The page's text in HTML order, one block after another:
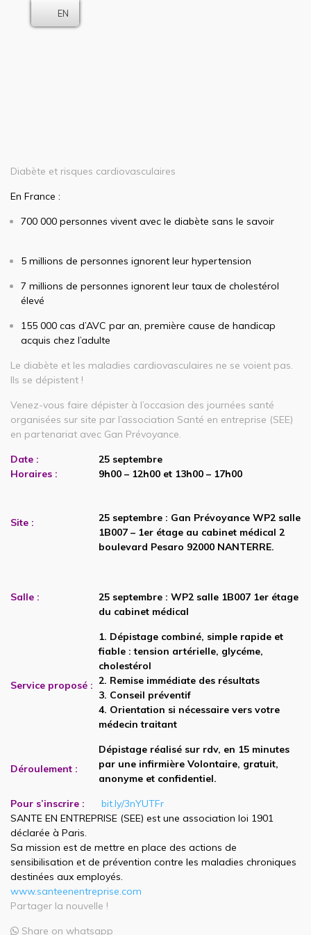
Diabète et risques cardiovasculaires
En France :
700 000 personnes vivent avec le diabète sans le savoir
5 millions de personnes ignorent leur hypertension
7 millions de personnes ignorent leur taux de cholestérol
élevé
155 000 cas d’AVC par an, première cause de handicap
acquis chez l’adulte
Le diabète et les maladies cardiovasculaires ne se voient pas.
Ils se dépistent !
Venez-vous faire dépister à l’occasion des journées santé
organisées sur site par l’association Santé en entreprise (SEE)
en partenariat avec Gan Prévoyance.
Date :
25 septembre
Horaires :
9h00 – 12h00 et 13h00 – 17h00
Site :
25 septembre : Gan Prévoyance WP2 salle
1B007 – 1er étage au cabinet médical 2
boulevard Pesaro 92000 NANTERRE.
Salle :
25 septembre : WP2 salle 1B007 1er étage
du cabinet médical
Service proposé :
1. Dépistage combiné, simple rapide et
fiable : tension artérielle, glycéme,
cholestérol
2. Remise immédiate des résultats
3. Conseil préventif
4. Orientation si nécessaire vers votre
médecin traitant
Déroulement :
Dépistage réalisé sur rdv, en 15 minutes
par une infirmière Volontaire, gratuit,
anonyme et confidentiel.
Pour s’inscrire :
bit.ly/3nYUTFr
SANTE EN ENTREPRISE (SEE) est une association loi 1901
déclarée à Paris.
Sa mission est de mettre en place des actions de
sensibilisation et de prévention contre les maladies chroniques
destinées aux employés.
www.santeenentreprise.com
Partager la nouvelle !
Share on whatsapp
EN